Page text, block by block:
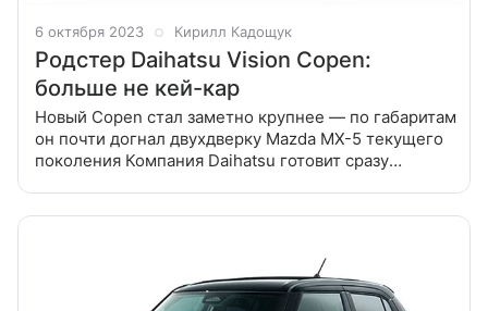
6 октября 2023 Кирилл Кадощук
Родстер Daihatsu Vision Copen:
больше не кей-кар
Новый Copen стал заметно крупнее — по габаритам
он почти догнал двухдверку Mazda MX-5 текущего
поколения Компания Daihatsu готовит сразу